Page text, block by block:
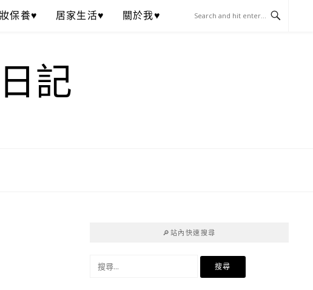
保養♥ 居家生活♥ 關於我♥
記
🔎站內快速搜尋